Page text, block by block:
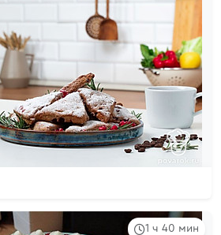
1 ч 40 мин